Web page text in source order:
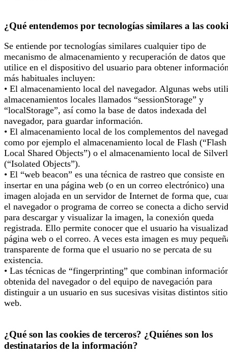
¿Qué entendemos por tecnologías similares a las
Se entiende por tecnologías similares cualquier tipo de
mecanismo de almacenamiento y recuperación de datos que
utilice en el dispositivo del usuario para obtener
más habituales incluyen:
• El almacenamiento local del navegador. Algunas webs
almacenamientos locales llamados “sessionStorage” y
“localStorage”, así como la base de datos indexada del
navegador, para guardar información.
• El almacenamiento local de los complementos del
como por ejemplo el almacenamiento local de Flash (“Flash
Local Shared Objects”) o el almacenamiento local de
(“Isolated Objects”).
• El “web beacon” es una técnica de rastreo que consiste en
insertar en una página web (o en un correo electrónico) una
imagen alojada en un servidor de Internet de forma que,
el navegador o programa de correo se conecta a dicho
para descargar y visualizar la imagen, la conexión queda
registrada. Ello permite conocer que el usuario ha
página web o el correo. A veces esta imagen es muy
transparente de forma que el usuario no se percata de su
existencia.
• Las técnicas de “fingerprinting” que combinan
obtenida del navegador o del equipo de navegación para
distinguir a un usuario en sus sucesivas visitas distintos
web.
¿Qué son las cookies de terceros? ¿Quiénes son los
destinatarios de la información?